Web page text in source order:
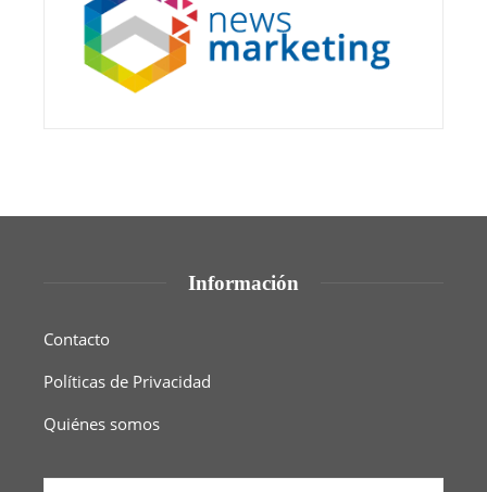
Información
Contacto
Políticas de Privacidad
Quiénes somos